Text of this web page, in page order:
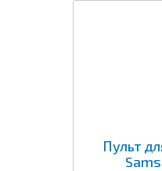
Пульт